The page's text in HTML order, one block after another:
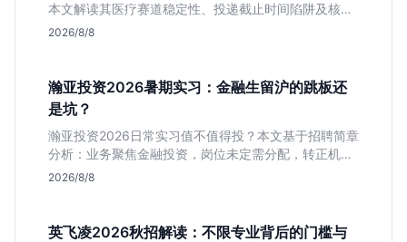
本文解读其医疗赛道稳定性、投递截止时间陷阱及核心
岗位面试节奏，帮应届生判断是否值得投入。
2026/8/8
瀚亚投资2026暑期实习：金融生留沪的跳板还
是坑？
瀚亚投资2026日常实习值不值得投？本文基于招聘简章
分析：业务聚焦金融投资，岗位未定需分配，转正机会
不明确。适合急需上海高含金量实习证明、想接触真实
2026/8/8
英飞凌2026秋招解读：不限专业背后的门槛与